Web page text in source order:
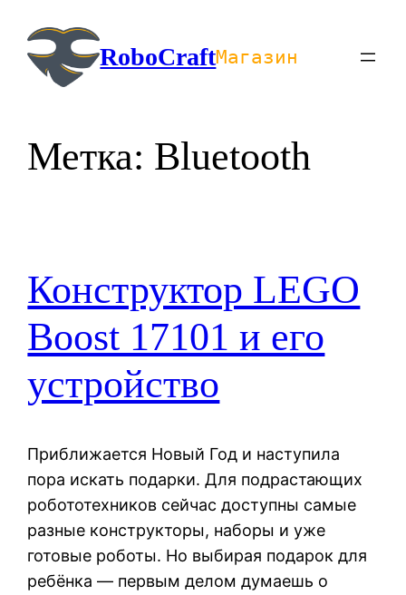
содержимомуRoboCraftМагазин
Метка: Bluetooth
Конструктор LEGO
Boost 17101 и его
устройство
Приближается Новый Год и наступила
пора искать подарки. Для подрастающих
робототехников сейчас доступны самые
разные конструкторы, наборы и уже
готовые роботы. Но выбирая подарок для
ребёнка — первым делом думаешь о